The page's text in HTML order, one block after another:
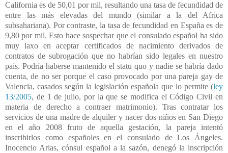
California es de 50,01 por mil, resultando una tasa de fecundidad de
entre las más elevadas del mundo (similar a la del Africa
subsahariana). Por contraste, la tasa de fecundidad en España es de
9,80 por mil. Esto hace sospechar que el consulado español ha sido
muy laxo en aceptar certificados de nacimiento derivados de
contratos de subrogación que no habrían sido legales en nuestro
país. Podría haberse mantenido el statu quo y nadie se habría dado
cuenta, de no ser porque el caso provocado por una pareja gay de
Valencia, casados según la legislación española que lo permite (ley
13/2005, de 1 de julio, por la que se modifica el Código Civil en
materia de derecho a contraer matrimonio). Tras contratar los
servicios de una madre de alquiler y nacer dos niños en San Diego
en el año 2008 fruto de aquella gestación, la pareja intentó
inscribirlos como españoles en el consulado de Los Ángeles.
Inocencio Arias, cónsul español a la sazón, denegó la inscripción